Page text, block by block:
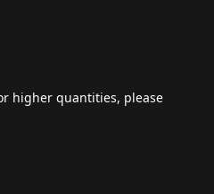
higher quantities, please